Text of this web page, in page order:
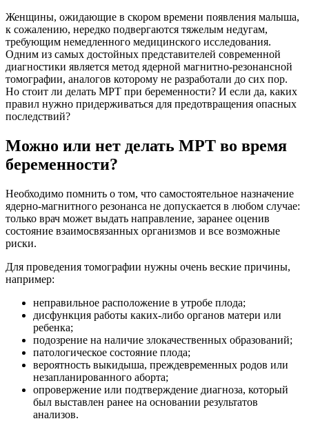
Женщины, ожидающие в скором времени появления малыша,
к сожалению, нередко подвергаются тяжелым недугам,
требующим немедленного медицинского исследования.
Одним из самых достойных представителей современной
диагностики является метод ядерной магнитно-резонансной
томографии, аналогов которому не разработали до сих пор.
Но стоит ли делать МРТ при беременности? И если да, каких
правил нужно придерживаться для предотвращения опасных
последствий?
Можно или нет делать МРТ во время
беременности?
Необходимо помнить о том, что самостоятельное назначение
ядерно-магнитного резонанса не допускается в любом случае:
только врач может выдать направление, заранее оценив
состояние взаимосвязанных организмов и все возможные
риски.
Для проведения томографии нужны очень веские причины,
например:
неправильное расположение в утробе плода;
дисфункция работы каких-либо органов матери или
ребенка;
подозрение на наличие злокачественных образований;
патологическое состояние плода;
вероятность выкидыша, преждевременных родов или
незапланированного аборта;
опровержение или подтверждение диагноза, который
был выставлен ранее на основании результатов
анализов.